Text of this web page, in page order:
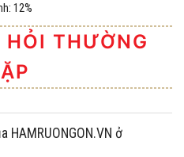
12%
THƯỜNG
HAMRUONGON.VN ở